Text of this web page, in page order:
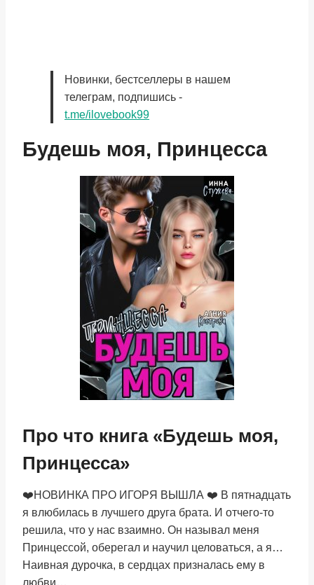
Новинки, бестселлеры в нашем
телеграм, подпишись -
t.me/ilovebook99
Будешь моя, Принцесса
Про что книга «Будешь моя,
Принцесса»
❤️НОВИНКА ПРО ИГОРЯ ВЫШЛА ❤️ В пятнадцать
я влюбилась в лучшего друга брата. И отчего-то
решила, что у нас взаимно. Он называл меня
Принцессой, оберегал и научил целоваться, а я…
Наивная дурочка, в сердцах призналась ему в
любви…